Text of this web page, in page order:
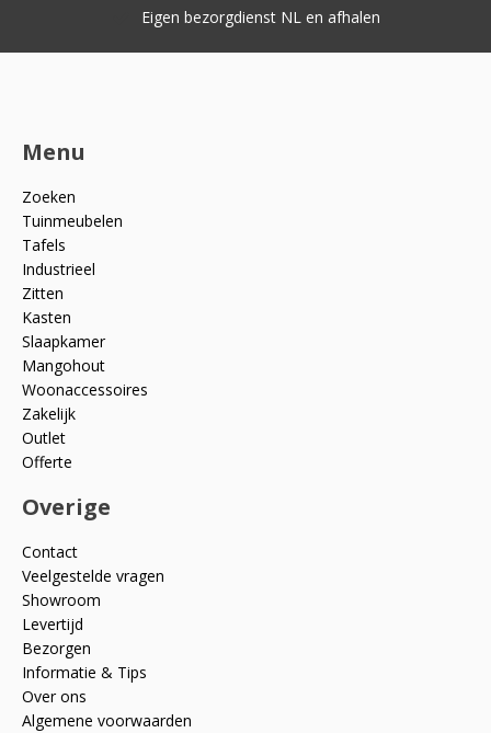
Eigen bezorgdienst NL en afhalen
Menu
Zoeken
Tuinmeubelen
Tafels
Industrieel
Zitten
Kasten
Slaapkamer
Mangohout
Woonaccessoires
Zakelijk
Outlet
Offerte
Overige
Contact
Veelgestelde vragen
Showroom
Levertijd
Bezorgen
Informatie & Tips
Over ons
Algemene voorwaarden